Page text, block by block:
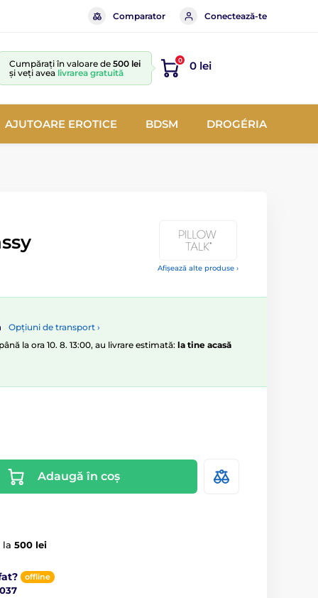
Comparator Conectează-te
Cumpărați în valoare de 500 lei
și veți avea livrarea gratuită
0 0 lei
AJUTOARE EROTICE BDSM DROGÉRIA
Afișează alte produse ›
Opțiuni de transport ›
la ora 10. 8. 13:00, au livrare estimată: la tine acasă
Adaugă în coș
la 500 lei
offline